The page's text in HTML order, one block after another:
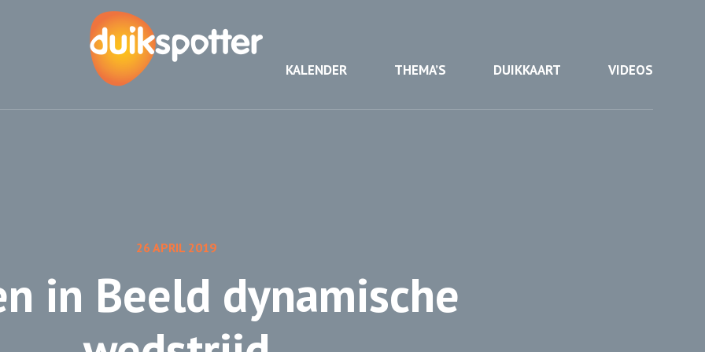
KALENDER THEMA’S DUIKKAART VIDEOS
26 APRIL 2019
in Beeld dynamische